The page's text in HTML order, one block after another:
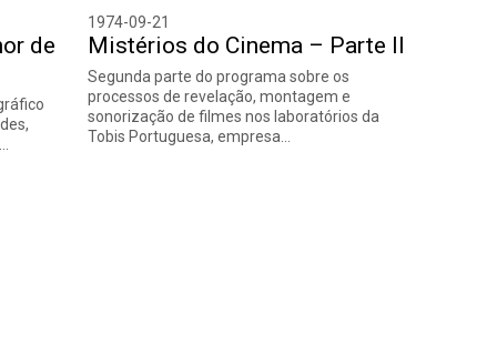
de
1974-09-21
Mistérios do Cinema – Parte II
Segunda parte do programa sobre os
processos de revelação, montagem e
sonorização de filmes nos laboratórios da
Tobis Portuguesa, empresa…